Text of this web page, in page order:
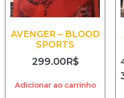
AVENGER – BLOOD
SPORTS
299.00R$
Adicionar ao carrinho